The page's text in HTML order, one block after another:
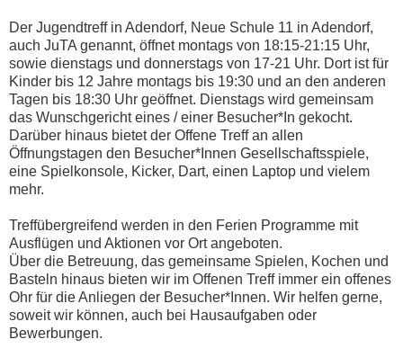
Der Jugendtreff in Adendorf, Neue Schule 11 in Adendorf,
auch JuTA genannt, öffnet montags von 18:15-21:15 Uhr,
sowie dienstags und donnerstags von 17-21 Uhr. Dort ist für
Kinder bis 12 Jahre montags bis 19:30 und an den anderen
Tagen bis 18:30 Uhr geöffnet. Dienstags wird gemeinsam
das Wunschgericht eines / einer Besucher*In gekocht.
Darüber hinaus bietet der Offene Treff an allen
Öffnungstagen den Besucher*Innen Gesellschaftsspiele,
eine Spielkonsole, Kicker, Dart, einen Laptop und vielem
mehr.
Treffübergreifend werden in den Ferien Programme mit
Ausflügen und Aktionen vor Ort angeboten.
Über die Betreuung, das gemeinsame Spielen, Kochen und
Basteln hinaus bieten wir im Offenen Treff immer ein offenes
Ohr für die Anliegen der Besucher*Innen. Wir helfen gerne,
soweit wir können, auch bei Hausaufgaben oder
Bewerbungen.